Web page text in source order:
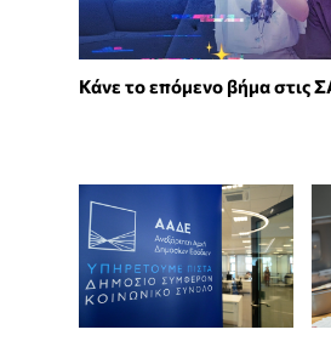
Κάνε το επόμενο βήμα